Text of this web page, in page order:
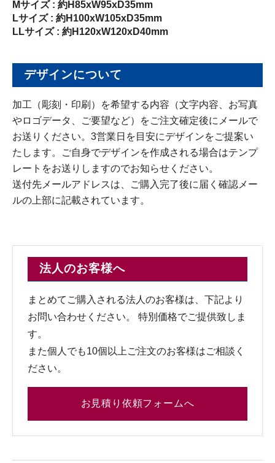
Mサイズ : 約H85xW95xD35mm
Lサイズ : 約H100xW105xD35mm
LLサイズ : 約H120xW120xD40mm
デザインについて
加工（彫刻・印刷）を希望する内容（文字内容、お写真
やロゴデータ、ご要望など）をご注文確定後にメールで
お送りください。3営業日を目安にデザインをご提案い
たします。ご自身でデザインを作成される場合はテンプ
レートをお送りしますのでお知らせください。
送付先メールアドレスは、ご購入完了後に届く確認メー
ルの上部に記載されています。
法人のお客様へ
まとめてご購入される法人のお客様は、下記より
お問い合わせください。 特別価格でご提供致しま
す。
また個人でも10個以上ご注文のお客様はご相談く
ださい。
お見積り依頼フォームへ